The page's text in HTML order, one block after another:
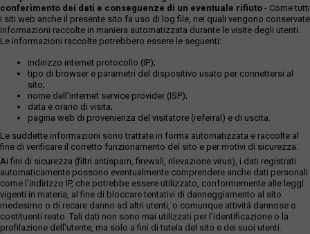
conferimento dei dati e conseguenze di un eventuale rifiuto - Come tutti
i siti web anche il presente sito fa uso di log file, nei quali vengono conservate
informazioni raccolte in maniera automatizzata durante le visite degli utenti.
Le informazioni raccolte potrebbero essere le seguenti:
indirizzo internet protocollo (IP);
tipo di browser e parametri del dispositivo usato per connettersi al
sito;
nome dell'internet service provider (ISP);
data e orario di visita;
pagina web di provenienza del visitatore (referral) e di uscita.
Le suddette informazioni sono trattate in forma automatizzata e raccolte al
fine di verificare il corretto funzionamento del sito e per motivi di sicurezza.
Ai fini di sicurezza (filtri antispam, firewall, rilevazione virus), i dati registrati
automaticamente possono eventualmente comprendere anche dati personali
come l'indirizzo IP, che potrebbe essere utilizzato, conformemente alle leggi
vigenti in materia, al fine di bloccare tentativi di danneggiamento al sito
medesimo o di recare danno ad altri utenti, o comunque attività dannose o
costituenti reato. Tali dati non sono mai utilizzati per l'identificazione o la
profilazione dell'utente, ma solo a fini di tutela del sito e dei suoi utenti.